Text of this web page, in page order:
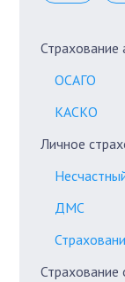
Страхование
ОСАГО
КАСКО
Личное
ДМС
Страхование